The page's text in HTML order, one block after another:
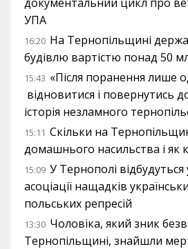
УПА
16:20 На Тернопільщині
будівлю вартістю понад 50
15:43 «Після поранення лише
відновитися і повернутись
історія незламного
15:11 Скільки на
домашнього насильства і як
15:09 У Тернополі відбудуться
асоціації нащадків
польських репресій
13:30 Чоловіка, який зник
Тернопільщині, знайшли